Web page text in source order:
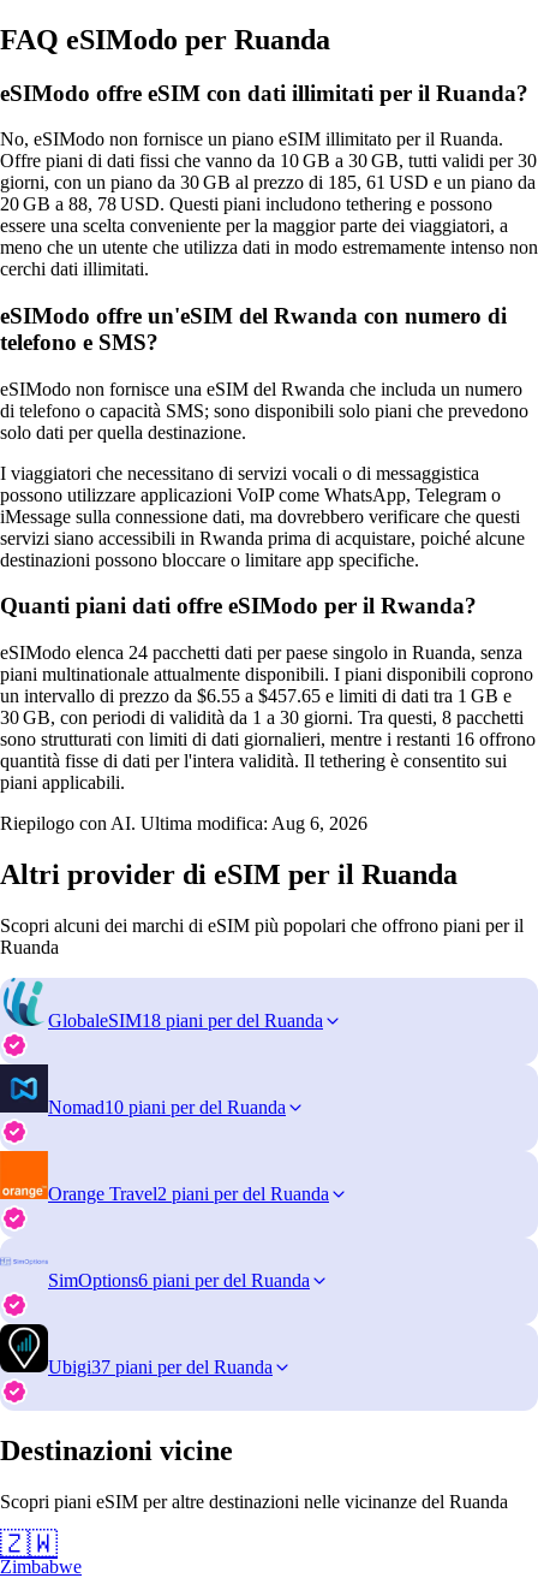
FAQ eSIModo per Ruanda
eSIModo offre eSIM con dati illimitati per il Ruanda?
No, eSIModo non fornisce un piano eSIM illimitato per il Ruanda.
Offre piani di dati fissi che vanno da 10 GB a 30 GB, tutti validi per 30
giorni, con un piano da 30 GB al prezzo di 185, 61 USD e un piano da
20 GB a 88, 78 USD. Questi piani includono tethering e possono
essere una scelta conveniente per la maggior parte dei viaggiatori, a
meno che un utente che utilizza dati in modo estremamente intenso non
cerchi dati illimitati.
eSIModo offre un'eSIM del Rwanda con numero di
telefono e SMS?
eSIModo non fornisce una eSIM del Rwanda che includa un numero
di telefono o capacità SMS; sono disponibili solo piani che prevedono
solo dati per quella destinazione.
I viaggiatori che necessitano di servizi vocali o di messaggistica
possono utilizzare applicazioni VoIP come WhatsApp, Telegram o
iMessage sulla connessione dati, ma dovrebbero verificare che questi
servizi siano accessibili in Rwanda prima di acquistare, poiché alcune
destinazioni possono bloccare o limitare app specifiche.
Quanti piani dati offre eSIModo per il Rwanda?
eSIModo elenca 24 pacchetti dati per paese singolo in Ruanda, senza
piani multinationale attualmente disponibili. I piani disponibili coprono
un intervallo di prezzo da $6.55 a $457.65 e limiti di dati tra 1 GB e
30 GB, con periodi di validità da 1 a 30 giorni. Tra questi, 8 pacchetti
sono strutturati con limiti di dati giornalieri, mentre i restanti 16 offrono
quantità fisse di dati per l'intera validità. Il tethering è consentito sui
piani applicabili.
Riepilogo con AI. Ultima modifica: Aug 6, 2026
Altri provider di eSIM per il Ruanda
Scopri alcuni dei marchi di eSIM più popolari che offrono piani per il
Ruanda
GlobaleSIM18 piani per del Ruanda
Nomad10 piani per del Ruanda
Orange Travel2 piani per del Ruanda
SimOptions6 piani per del Ruanda
Ubigi37 piani per del Ruanda
Destinazioni vicine
Scopri piani eSIM per altre destinazioni nelle vicinanze del Ruanda
🇿🇼
Zimbabwe